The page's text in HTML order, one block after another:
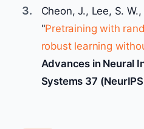
3.
Cheon, J., Lee, S.
"Pretraining with
robust learning
Advances in Neural
Systems 37